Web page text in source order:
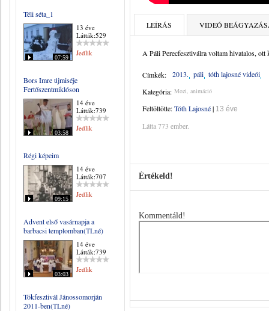
Téli séta_1
07:59
13 éve
Látták:529
Jedlik
Bors Imre újmiséje
Fertőszentmiklóson
03:58
14 éve
Látták:739
Jedlik
Régi képeim
09:15
14 éve
Látták:707
Jedlik
Advent első vasárnapja a
barbacsi templomban(TLné)
03:03
14 éve
Látták:739
Jedlik
Tökfesztivál Jánossomorján
2011-ben(TLné)
LEÍRÁS VIDEÓ
A Páli Perecfesztiválra voltam hivatalos, ott
Címkék: 2013. páli tóth lajosné videói
Kategória: Mozi, animáció
Feltöltötte:Tóth Lajosné| 13 éve
Látta 773 ember.
Értékeld!
Kommentáld!